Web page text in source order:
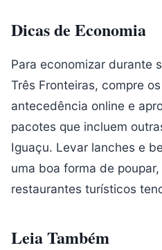
Dicas de Economia
Para economizar durante
Três Fronteiras, compre
antecedência online e
pacotes que incluem
Iguaçu. Levar lanches e
uma boa forma de
restaurantes turísticos
Leia Também